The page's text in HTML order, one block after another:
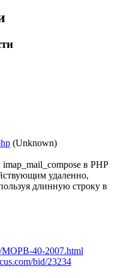
(Unknown)
в PHP
удаленно,
длинную строку в
40-2007.html
bid/23234